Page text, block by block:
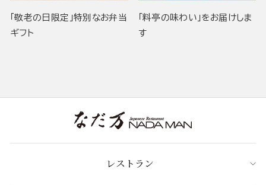
「敬老の日限定」特別なお弁当
ギフト
「料亭の味わい」をお届けしま
す
レストラン